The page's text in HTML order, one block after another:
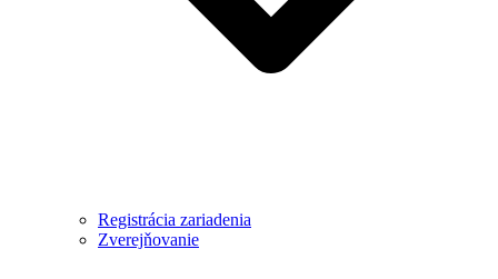
Registrácia zariadenia
Zverejňovanie